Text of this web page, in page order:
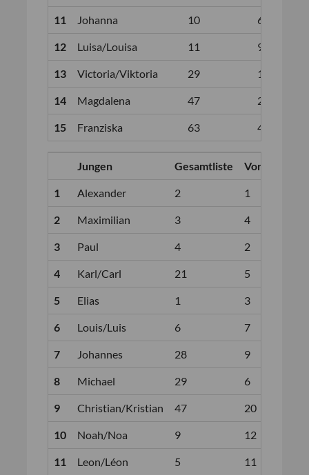
11 Johanna 10 6
12 Luisa/Louisa 11 9
13 Victoria/Viktoria 29 13
14 Magdalena 47 29
15 Franziska 63 44
Jungen Gesamtliste Vorjahr
1 Alexander 2 1
2 Maximilian 3 4
3 Paul 4 2
4 Karl/Carl 21 5
5 Elias 1 3
6 Louis/Luis 6 7
7 Johannes 28 9
8 Michael 29 6
9 Christian/Kristian 47 20
10 Noah/Noa 9 12
11 Leon/Léon 5 11